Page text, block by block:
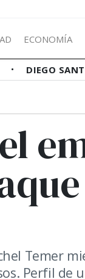
ECONOMÍA
DIEGO
Temer
Perfil